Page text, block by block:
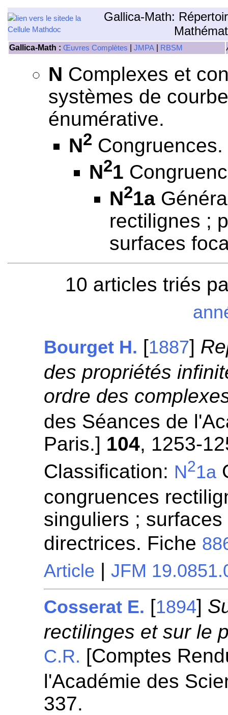
Gallica-Math:
Gallica-Math : Œuvres Complètes JMPA RBSM
N Complexes et
systèmes de
énumérative.
N2 Congruences.
N21
N21a
rectilignes ;
surfaces
10 articles triés
Bourget H. [1887]
des propriétés
ordre des
des Séances de
Paris.] 104, 1253-
Classification: N21a
congruences
singuliers ;
directrices. Fiche
Article |JFM
Cosserat E. [1894]
rectilinges et sur le
C.R. [Comptes
l'Académie des
337.